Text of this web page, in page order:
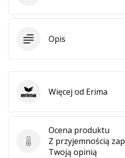
Opis
Ocena produktu
Ocena produktu
Z przyjemnością
Twoją opinią
Erima Więcej od Erima